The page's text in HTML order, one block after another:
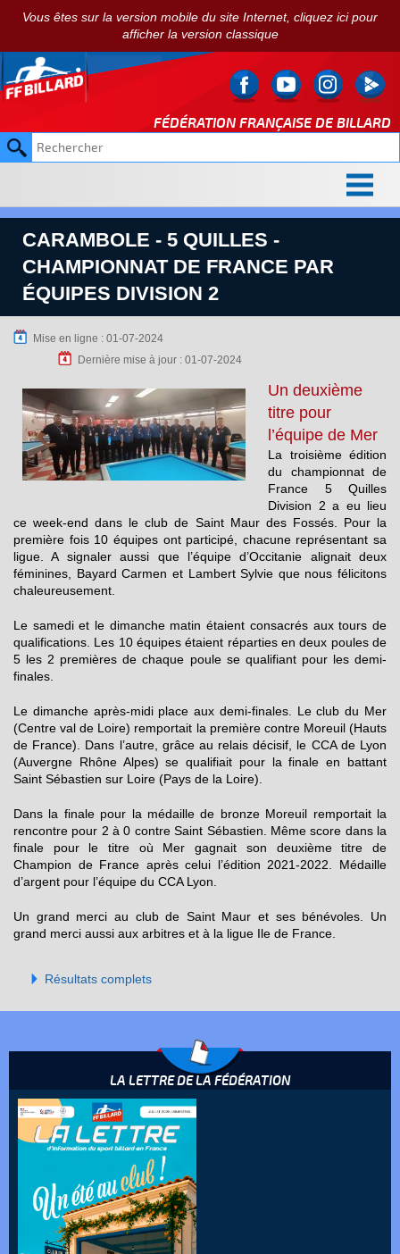
Vous êtes sur la version mobile du site Internet, cliquez ici pour
afficher la version classique
FÉDÉRATION FRANÇAISE DE BILLARD
CARAMBOLE - 5 QUILLES -
CHAMPIONNAT DE FRANCE PAR
ÉQUIPES DIVISION 2
Mise en ligne : 01-07-2024
Dernière mise à jour : 01-07-2024
Un deuxième
titre pour
l’équipe de Mer
La troisième édition
du championnat de
France 5 Quilles
Division 2 a eu lieu
ce week-end dans le club de Saint Maur des Fossés. Pour la
première fois 10 équipes ont participé, chacune représentant sa
ligue. A signaler aussi que l’équipe d’Occitanie alignait deux
féminines, Bayard Carmen et Lambert Sylvie que nous félicitons
chaleureusement.
Le samedi et le dimanche matin étaient consacrés aux tours de
qualifications. Les 10 équipes étaient réparties en deux poules de
5 les 2 premières de chaque poule se qualifiant pour les demi-
finales.
Le dimanche après-midi place aux demi-finales. Le club du Mer
(Centre val de Loire) remportait la première contre Moreuil (Hauts
de France). Dans l’autre, grâce au relais décisif, le CCA de Lyon
(Auvergne Rhône Alpes) se qualifiait pour la finale en battant
Saint Sébastien sur Loire (Pays de la Loire).
Dans la finale pour la médaille de bronze Moreuil remportait la
rencontre pour 2 à 0 contre Saint Sébastien. Même score dans la
finale pour le titre où Mer gagnait son deuxième titre de
Champion de France après celui l’édition 2021-2022. Médaille
d’argent pour l’équipe du CCA Lyon.
Un grand merci au club de Saint Maur et ses bénévoles. Un
grand merci aussi aux arbitres et à la ligue Ile de France.
Résultats complets
LA LETTRE DE LA FÉDÉRATION